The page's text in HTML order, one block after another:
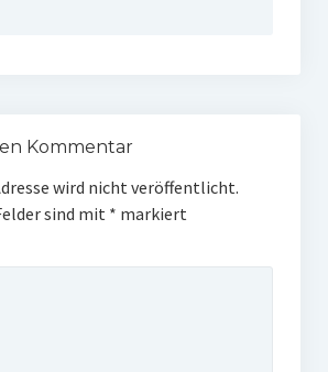
Kommentar
wird nicht veröffentlicht.
sind mit * markiert